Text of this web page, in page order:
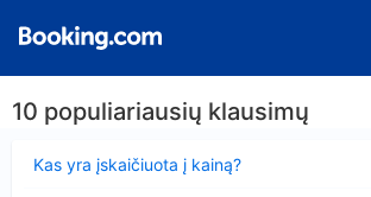
10 populiariausių klausimų
Kas yra įskaičiuota į kainą?